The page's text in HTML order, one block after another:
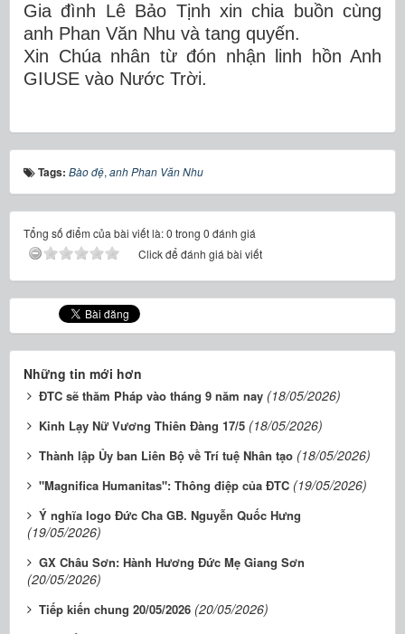
Gia đình Lê Bảo Tịnh xin chia buồn cùng
anh Phan Văn Nhu và tang quyến.
Xin Chúa nhân từ đón nhận linh hồn Anh
GIUSE vào Nước Trời.
Tags: Bào đệ, anh Phan Văn Nhu
Tổng số điểm của bài viết là: 0 trong 0 đánh giá
Click để đánh giá bài viết
Những tin mới hơn
ĐTC sẽ thăm Pháp vào tháng 9 năm nay (18/05/2026)
Kinh Lạy Nữ Vương Thiên Đàng 17/5 (18/05/2026)
Thành lập Ủy ban Liên Bộ về Trí tuệ Nhân tạo (18/05/2026)
"Magnifica Humanitas": Thông điệp của ĐTC (19/05/2026)
Ý nghĩa logo Đức Cha GB. Nguyễn Quốc Hưng
(19/05/2026)
GX Châu Sơn: Hành Hương Đức Mẹ Giang Sơn
(20/05/2026)
Tiếp kiến chung 20/05/2026 (20/05/2026)